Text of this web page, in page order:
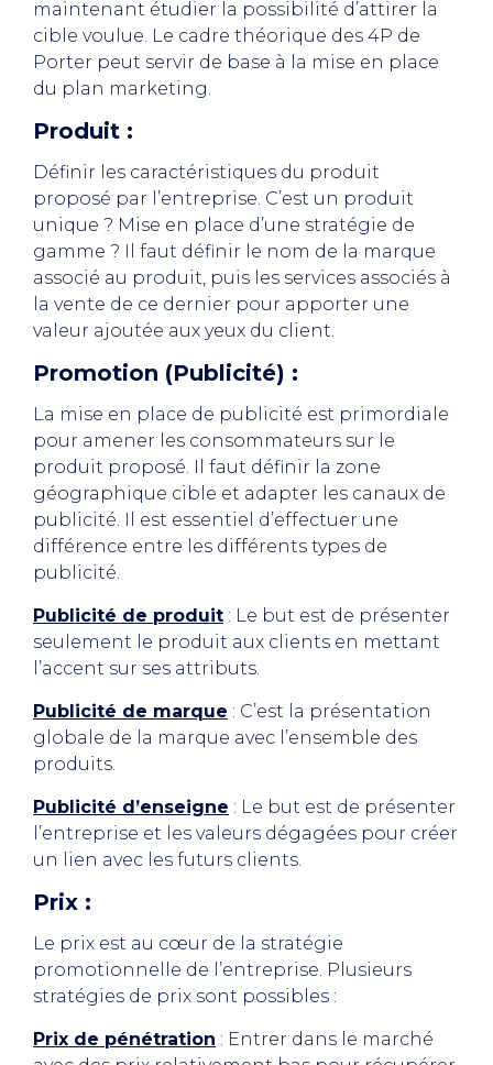
maintenant étudier la possibilité d’attirer la
cible voulue. Le cadre théorique des 4P de
Porter peut servir de base à la mise en place
du plan marketing.
Produit :
Définir les caractéristiques du produit
proposé par l’entreprise. C’est un produit
unique ? Mise en place d’une stratégie de
gamme ? Il faut définir le nom de la marque
associé au produit, puis les services associés à
la vente de ce dernier pour apporter une
valeur ajoutée aux yeux du client.
Promotion (Publicité) :
La mise en place de publicité est primordiale
pour amener les consommateurs sur le
produit proposé. Il faut définir la zone
géographique cible et adapter les canaux de
publicité. Il est essentiel d’effectuer une
différence entre les différents types de
publicité.
Publicité de produit : Le but est de présenter
seulement le produit aux clients en mettant
l’accent sur ses attributs.
Publicité de marque : C’est la présentation
globale de la marque avec l’ensemble des
produits.
Publicité d’enseigne : Le but est de présenter
l’entreprise et les valeurs dégagées pour créer
un lien avec les futurs clients.
Prix :
Le prix est au cœur de la stratégie
promotionnelle de l’entreprise. Plusieurs
stratégies de prix sont possibles :
Prix de pénétration : Entrer dans le marché